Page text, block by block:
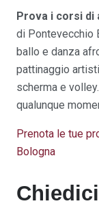
Prova i corsi di
di Pontevecchio
ballo e danza
pattinaggio
scherma e
qualunque
Prenota le tue
Bologna